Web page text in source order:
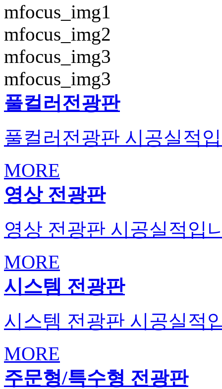
mfocus_img1
mfocus_img2
mfocus_img3
mfocus_img3
풀컬러전광판
풀컬러전광판 시공실적
MORE
영상 전광판
영상 전광판 시공실적입
MORE
시스템 전광판
시스템 전광판 시공실적
MORE
주문형/특수형 전광판